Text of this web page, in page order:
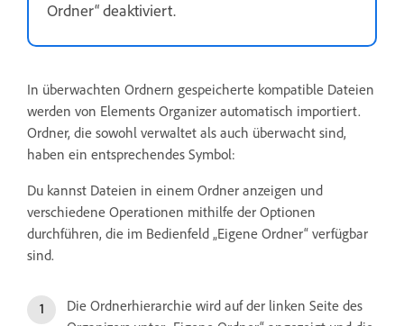
Ordner“ deaktiviert.
In überwachten Ordnern gespeicherte kompatible Dateien
werden von Elements Organizer automatisch importiert.
Ordner, die sowohl verwaltet als auch überwacht sind,
haben ein entsprechendes Symbol:
Du kannst Dateien in einem Ordner anzeigen und
verschiedene Operationen mithilfe der Optionen
durchführen, die im Bedienfeld „Eigene Ordner“ verfügbar
sind.
Die Ordnerhierarchie wird auf der linken Seite des